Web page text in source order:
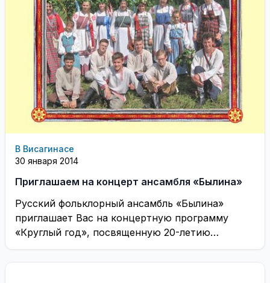
В Висагинасе
30 января 2014
Приглашаем на концерт ансамбля «Былина»
Русский фольклорный ансамбль «Былина»
приглашает Вас на концертную программу
«Круглый год», посвященную 20-летию
коллектива. ...